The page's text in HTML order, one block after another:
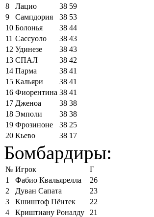
8
Лацио 38 59
9
Сампдория 38 53
10 Болонья 38 44
11 Сассуоло 38 43
12 Удинезе 38 43
13 СПАЛ 38 42
14 Парма 38 41
15 Кальяри 38 41
16 Фиорентина 38 41
17 Дженоа 38 38
18 Эмполи 38 38
19 Фрозиноне 38 25
20 Кьево 38 17
Бомбардиры:
№ Игрок
Г
1
Фабио Квальярелла
26
2
Дуван Сапата
23
3
Кшиштоф Пёнтек
22
4
Криштиану Роналду
21